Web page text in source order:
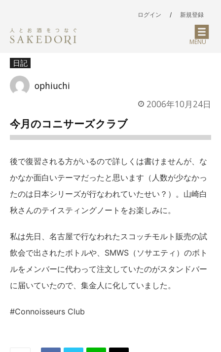
ログイン / 新規登録
MENU
日記
ophiuchi
2006年10月24日
今月のコニサーズクラブ
後で復習される方がいるので詳しくは書けませんが、な
かなか面白いテーマだったと思います（人数が少なかっ
たのは日本シリーズが行なわれていたせい？）。山崎白
秋さんのテイスティングノートをお楽しみに。
私は先日、名古屋で行なわれたスコッチモルト販売の試
飲会で出されたボトルや、SMWS（ソサエティ）のボト
ルをメンバーに代わって注文していたのがスタンドバー
に届いていたので、集金人に化していました。
#Connoisseurs Club